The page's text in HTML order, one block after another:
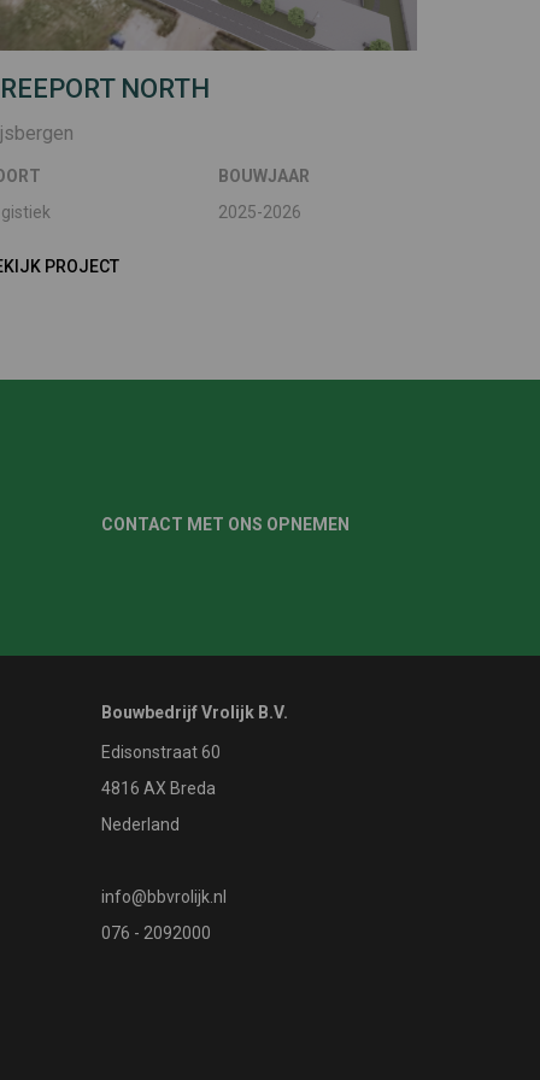
NORTH
BOUWJAAR
2025-2026
PROJECT
CONTACT MET ONS OPNEMEN
Bouwbedrijf Vrolijk B.V.
Edisonstraat 60
4816 AX Breda
Nederland
info@bbvrolijk.nl
076 - 2092000